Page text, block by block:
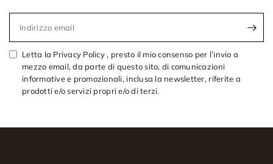
Indirizzo email
Letta la Privacy Policy , presto il mio consenso per l’invio a
mezzo email, da parte di questo sito, di comunicazioni
informative e promozionali, inclusa la newsletter, riferite a
prodotti e/o servizi propri e/o di terzi.